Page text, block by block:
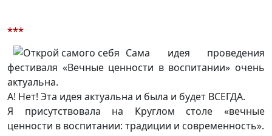
***
Сама идея проведения
фестиваля «Вечные ценности в воспитании» очень
актуальна.
А! Нет! Эта идея актуальна и была и будет ВСЕГДА.
Я присутствовала на Круглом столе «вечные
ценности в воспитании: традиции и современность».